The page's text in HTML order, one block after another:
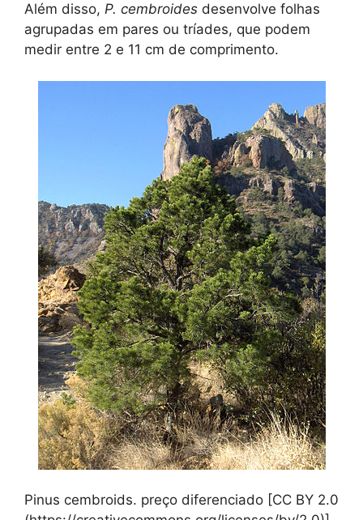
Além disso, P. cembroides desenvolve folhas
agrupadas em pares ou tríades, que podem
medir entre 2 e 11 cm de comprimento.
Pinus cembroids. preço diferenciado [CC BY 2.0